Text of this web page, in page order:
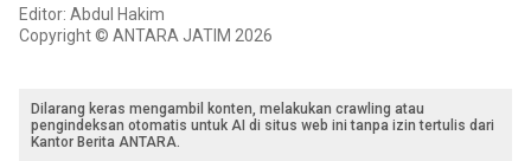
Editor: Abdul Hakim
Copyright © ANTARA JATIM 2026
Dilarang keras mengambil konten, melakukan crawling atau
pengindeksan otomatis untuk AI di situs web ini tanpa izin tertulis dari
Kantor Berita ANTARA.